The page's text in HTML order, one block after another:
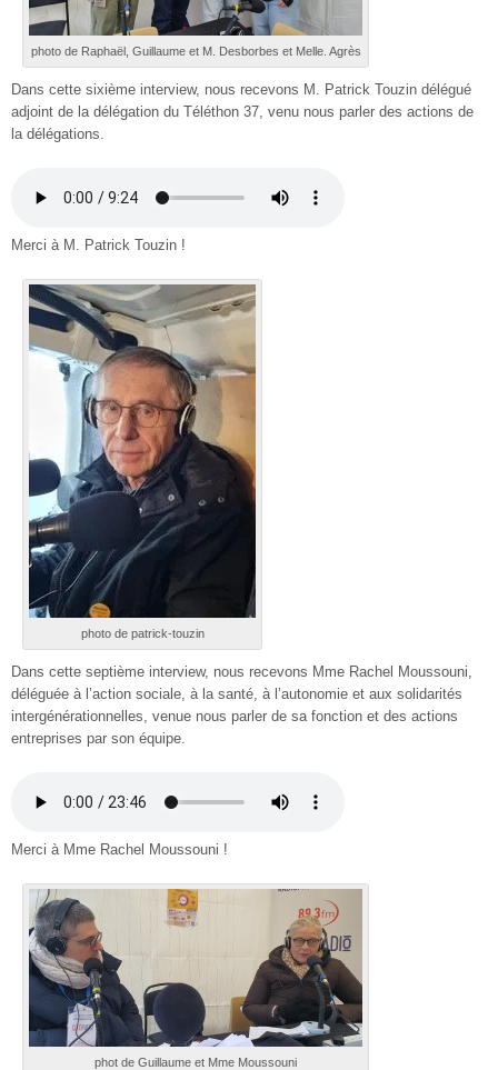
photo de Raphaël, Guillaume et M. Desborbes et Melle. Agrès
Dans cette sixième interview, nous recevons M. Patrick Touzin délégué
adjoint de la délégation du Téléthon 37, venu nous parler des actions de
la délégations.
Merci à M. Patrick Touzin !
photo de patrick-touzin
Dans cette septième interview, nous recevons Mme Rachel Moussouni,
déléguée à l’action sociale, à la santé, à l’autonomie et aux solidarités
intergénérationnelles, venue nous parler de sa fonction et des actions
entreprises par son équipe.
Merci à Mme Rachel Moussouni !
phot de Guillaume et Mme Moussouni